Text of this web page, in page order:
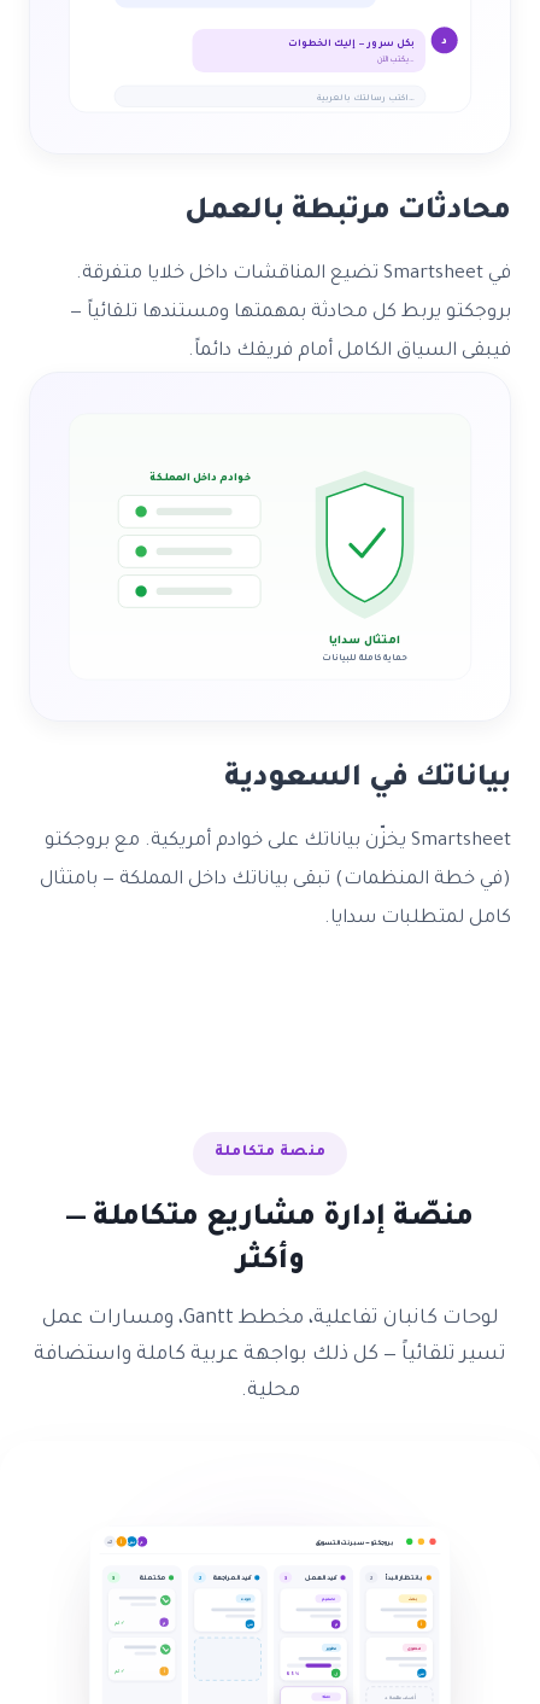
محادثات مرتبطة بالعمل
في Smartsheet تضيع المناقشات داخل خلايا متفرقة.
بروجكتو يربط كل محادثة بمهمتها ومستندها تلقائياً —
فيبقى السياق الكامل أمام فريقك دائماً.
د بكل سرور — إليك الخطوات
يكتب الآن…
اكتب رسالتك بالعربية…
بياناتك في السعودية
Smartsheet يخزّن بياناتك على خوادم أمريكية. مع بروجكتو
(في خطة المنظمات) تبقى بياناتك داخل المملكة — بامتثال
كامل لمتطلبات سدايا.
خوادم داخل المملكة
امتثال سدايا
حماية كاملة للبيانات
منصة متكاملة
منصّة إدارة مشاريع متكاملة —
وأكثر
لوحات كانبان تفاعلية، مخطط Gantt، ومسارات عمل
تسير تلقائياً — كل ذلك بواجهة عربية كاملة واستضافة
محلية.
بروجكتو — سبرنت التسويق م س أ +2
بانتظار البدأ 2
بحث
أ
س
+ أضف مهمة
قيد العمل 3
تصميم
م
تطوير
ل 65%
قيد المراجعة 2
جودة
س
مكتملة 3
م تم ✓
أ تم ✓
حملة